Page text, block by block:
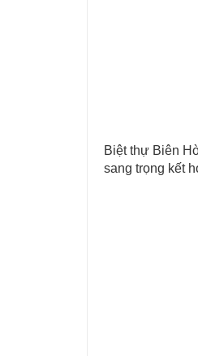
Biệt thự Biên
sang trọng kết